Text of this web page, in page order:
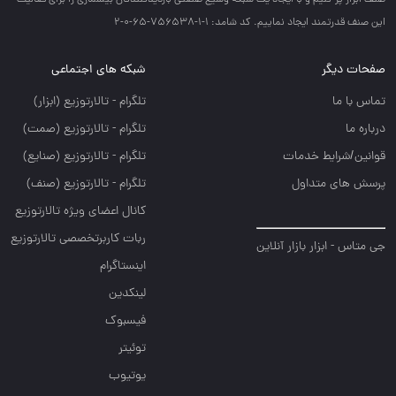
اين صنف قدرتمند ايجاد نماييم. کد شامد: 1-1-756538-65-0-2
صفحات دیگر
تماس با ما
درباره ما
قوانین/شرایط خدمات
پرسش های متداول
جی متاس - ابزار بازار آنلاین
شبکه های اجتماعی
تلگرام - تالارتوزيع (ابزار)
تلگرام - تالارتوزيع (صمت)
تلگرام - تالارتوزيع (صنايع)
تلگرام - تالارتوزیع (صنف)
کانال اعضای ویژه تالارتوزیع
ربات کاربرتخصصی تالارتوزیع
اینستاگرام
لینکدین
فیسبوک
توئیتر
یوتیوب